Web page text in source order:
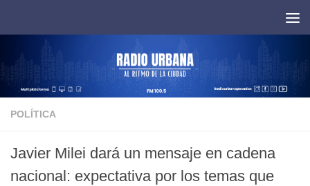
POLÍTICA
Javier Milei dará un mensaje en cadena
nacional: expectativa por los temas que